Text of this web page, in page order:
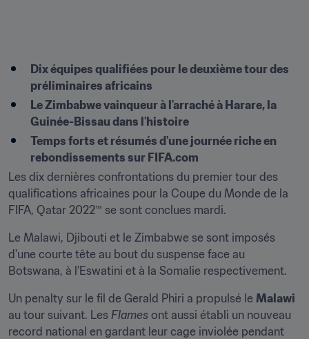
Dix équipes qualifiées pour le deuxième tour des
préliminaires africains
Le Zimbabwe vainqueur à l'arraché à Harare, la
Guinée-Bissau dans l'histoire
Temps forts et résumés d'une journée riche en
rebondissements sur FIFA.com
Les dix dernières confrontations du premier tour des
qualifications africaines pour la Coupe du Monde de la
FIFA, Qatar 2022™ se sont conclues mardi.
Le Malawi, Djibouti et le Zimbabwe se sont imposés
d'une courte tête au bout du suspense face au
Botswana, à l'Eswatini et à la Somalie respectivement.
Un penalty sur le fil de Gerald Phiri a propulsé le Malawi
au tour suivant. Les Flames ont aussi établi un nouveau
record national en gardant leur cage inviolée pendant